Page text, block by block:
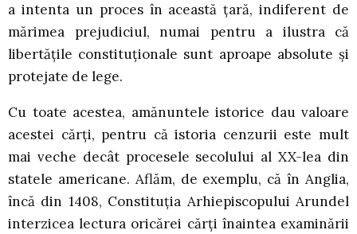
a intenta un proces în această ţară, indiferent de
mărimea prejudiciul, numai pentru a ilustra că
libertăţile constituţionale sunt aproape absolute şi
protejate de lege.
Cu toate acestea, amănuntele istorice dau valoare
acestei cărţi, pentru că istoria cenzurii este mult
mai veche decât procesele secolului al XX-lea din
statele americane. Aflăm, de exemplu, că în Anglia,
încă din 1408, Constituţia Arhiepiscopului Arundel
interzicea lectura oricărei cărţi înaintea examinării